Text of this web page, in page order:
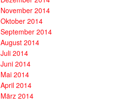
November 2014
Oktober 2014
September 2014
August 2014
Juli 2014
Juni 2014
Mai 2014
April 2014
März 2014